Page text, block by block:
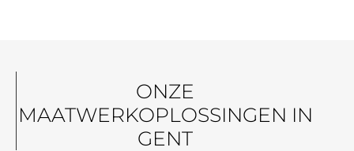
ONZE
MAATWERKOPLOSSINGEN IN
GENT